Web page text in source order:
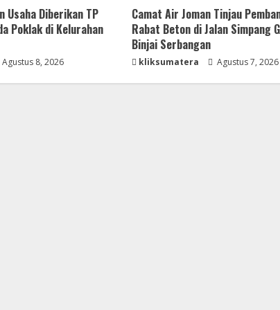
Usaha Diberikan TP
Poklak di Kelurahan
Agustus 8, 2026
Camat Air Joman Tinjau
Rabat Beton di Jalan Simpang
Binjai Serbangan
kliksumatera Agustus 7, 2026